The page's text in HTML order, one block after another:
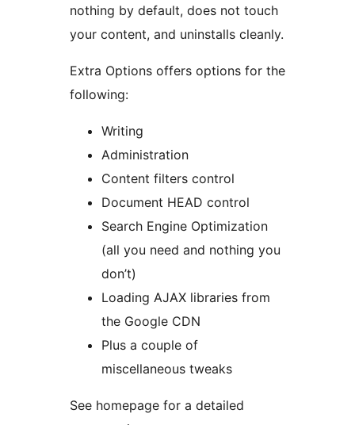
nothing by default, does not touch
your content, and uninstalls cleanly.
Extra Options offers options for the
following:
Writing
Administration
Content filters control
Document HEAD control
Search Engine Optimization
(all you need and nothing you
don’t)
Loading AJAX libraries from
the Google CDN
Plus a couple of
miscellaneous tweaks
See homepage for a detailed